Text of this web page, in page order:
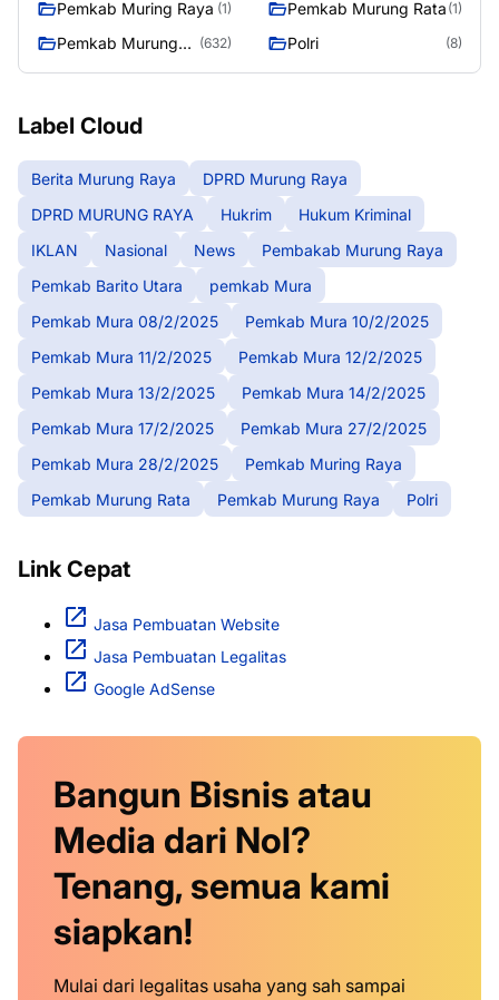
Pemkab Muring Raya (1) Pemkab Murung Rata (1)
Pemkab Murung
(632) Polri (8)
Label Cloud
Berita Murung Raya
DPRD Murung Raya
DPRD MURUNG RAYA
Hukrim
Hukum Kriminal
IKLAN
Nasional News
Pembakab Murung Raya
Pemkab Barito Utara
pemkab Mura
Pemkab Mura 08/2/2025
Pemkab Mura 10/2/2025
Pemkab Mura 11/2/2025
Pemkab Mura 12/2/2025
Pemkab Mura 13/2/2025
Pemkab Mura 14/2/2025
Pemkab Mura 17/2/2025
Pemkab Mura 27/2/2025
Pemkab Mura 28/2/2025
Pemkab Muring Raya
Pemkab Murung Rata
Pemkab Murung Raya Polri
Link Cepat
Jasa Pembuatan Website
Jasa Pembuatan Legalitas
Google AdSense
Bangun Bisnis atau
Media dari Nol?
Tenang, semua kami
siapkan!
Mulai dari legalitas usaha yang sah sampai